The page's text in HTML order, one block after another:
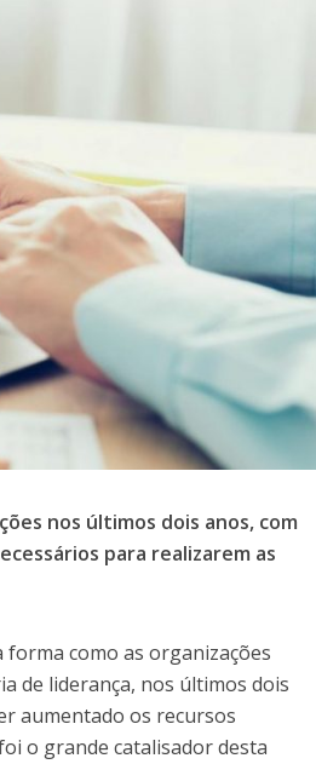
nos últimos dois anos, com
para realizarem as
como as organizações
de liderança, nos últimos dois
aumentado os recursos
o grande catalisador desta